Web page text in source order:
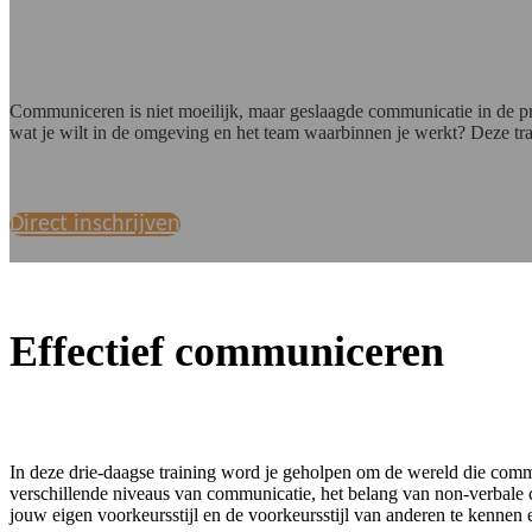
Communiceren is niet moeilijk, maar geslaagde communicatie in de
wat je wilt in de omgeving en het team waarbinnen je werkt? Deze
Direct inschrijven
Effectief communiceren
In deze drie-daagse training word je geholpen om de wereld die
verschillende niveaus van communicatie, het belang van non-
jouw eigen voorkeursstijl en de voorkeursstijl van anderen te